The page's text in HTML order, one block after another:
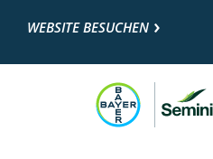
WEBSITE BESUCHEN